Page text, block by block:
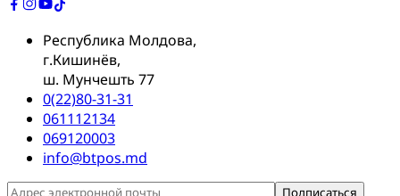
Республика Молдова,
г.Кишинёв,
ш. Мунчешть 77
0(22)80-31-31
061112134
069120003
info@btpos.md